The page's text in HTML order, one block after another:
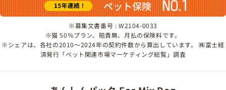
※募集文書番号 : W2104-0033
※猫 50％プラン、賠責無、月払の保険料です。
※シェアは、各社の2010～2024年の契約件数から算出しています。 ㈱富士経
済発行「ペット関連市場マーケティング総覧」調査